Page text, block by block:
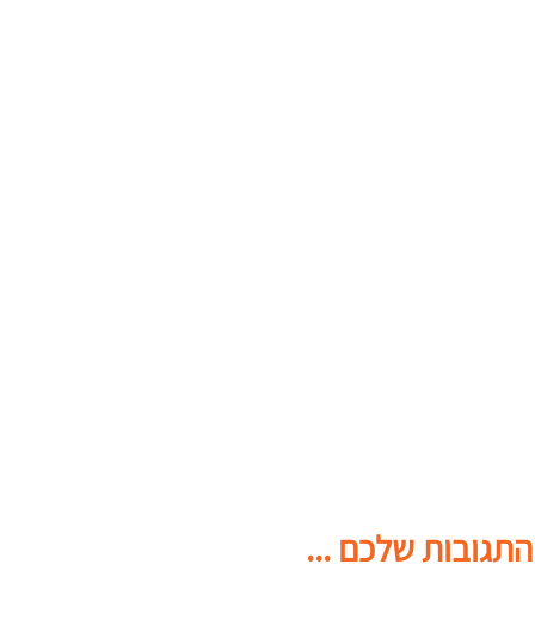
התגובות שלכם ...